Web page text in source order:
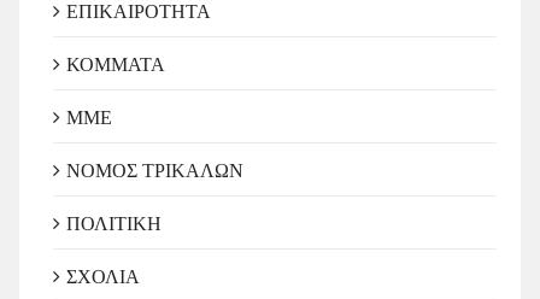
ΕΠΙΚΑΙΡΟΤΗΤΑ
ΚΟΜΜΑΤΑ
ΜΜΕ
ΝΟΜΟΣ ΤΡΙΚΑΛΩΝ
ΠΟΛΙΤΙΚΗ
ΣΧΟΛΙΑ